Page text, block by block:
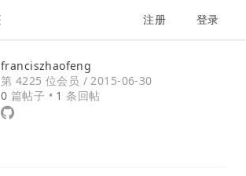
注册 登录
franciszhaofeng
第 4225 位会员 /2015-06-30
0 篇帖子 • 1 条回帖